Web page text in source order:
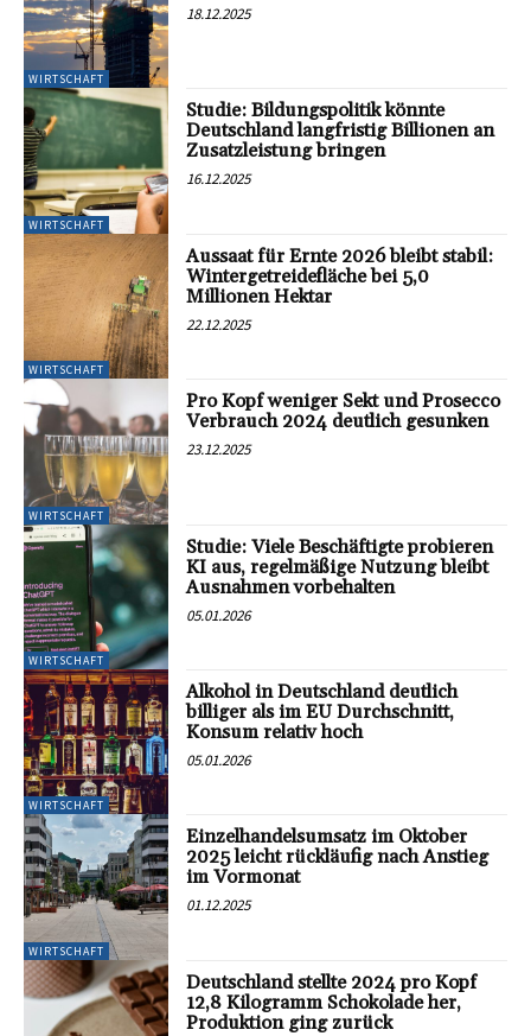
WIRTSCHAFT
18.12.2025
WIRTSCHAFT
Studie: Bildungspolitik könnte
Deutschland langfristig Billionen an
Zusatzleistung bringen
16.12.2025
WIRTSCHAFT
Aussaat für Ernte 2026 bleibt stabil:
Wintergetreidefläche bei 5,0
Millionen Hektar
22.12.2025
WIRTSCHAFT
Pro Kopf weniger Sekt und Prosecco
Verbrauch 2024 deutlich gesunken
23.12.2025
WIRTSCHAFT
Studie: Viele Beschäftigte probieren
KI aus, regelmäßige Nutzung bleibt
Ausnahmen vorbehalten
05.01.2026
WIRTSCHAFT
Alkohol in Deutschland deutlich
billiger als im EU Durchschnitt,
Konsum relativ hoch
05.01.2026
WIRTSCHAFT
Einzelhandelsumsatz im Oktober
2025 leicht rückläufig nach Anstieg
im Vormonat
01.12.2025
Deutschland stellte 2024 pro Kopf
12,8 Kilogramm Schokolade her,
Produktion ging zurück